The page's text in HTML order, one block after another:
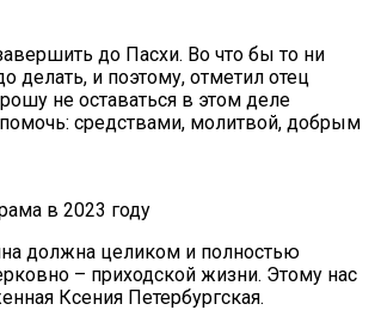
до Пасхи. Во что бы то ни
делать, и поэтому, отметил отец
не оставаться в этом деле
средствами, молитвой, добрым
в 2023 году
должна целиком и полностью
– приходской жизни. Этому нас
Ксения Петербургская.